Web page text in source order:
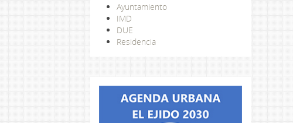
Ayuntamiento
IMD
DUE
Residencia